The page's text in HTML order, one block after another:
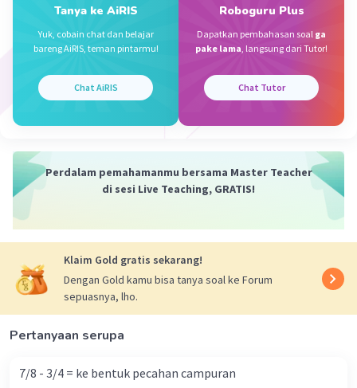
1 1/8 - 1/2 = 9/8 - 1/2 = (9-4)/8 = 5/8.
Beri Rating·0.0(0) Balas
Tanya ke AiRIS
Yuk, cobain chat dan belajar
bareng AiRIS, teman pintarmu!
Chat AiRIS
Roboguru Plus
Dapatkan pembahasan soal ga
pake lama, langsung dari Tutor!
Chat Tutor
Perdalam pemahamanmu bersama Master Teacher
di sesi Live Teaching, GRATIS!
Klaim Gold gratis sekarang!
Dengan Gold kamu bisa tanya soal ke Forum
sepuasnya, lho.
Pertanyaan serupa
7/8 - 3/4 = ke bentuk pecahan campuran